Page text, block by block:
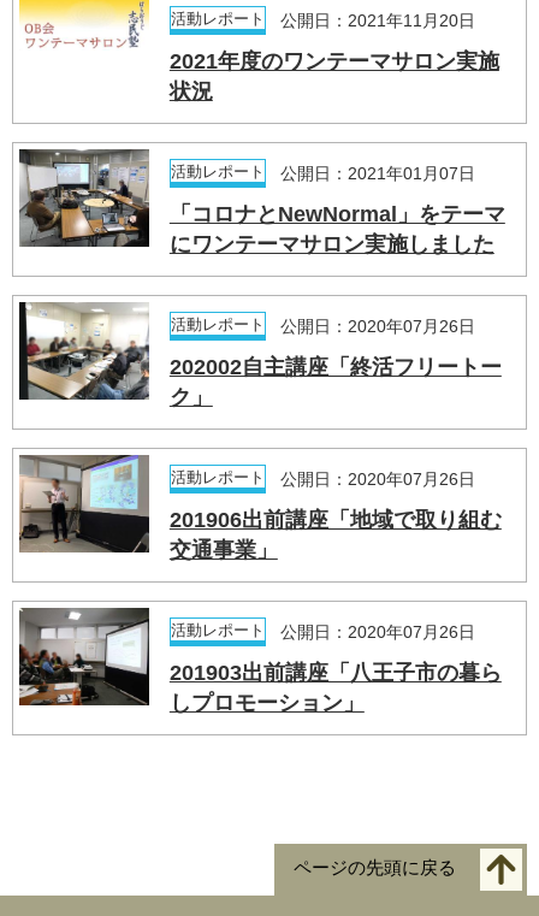
活動レポート 公開日：2021年11月20日
2021年度のワンテーマサロン実施
状況
活動レポート 公開日：2021年01月07日
「コロナとNewNormal」をテーマ
にワンテーマサロン実施しました
活動レポート 公開日：2020年07月26日
202002自主講座「終活フリートー
ク」
活動レポート 公開日：2020年07月26日
201906出前講座「地域で取り組む
交通事業」
活動レポート 公開日：2020年07月26日
201903出前講座「八王子市の暮ら
しプロモーション」
ページの先頭に戻る